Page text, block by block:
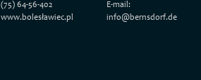
(75) 64-56-402
www.bolesławiec.pl
E-mail:
info@bernsdorf.de